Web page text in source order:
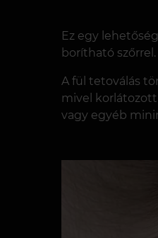
Ez egy
borítható szőrrel.
A fül tetoválás
mivel
vagy egyéb